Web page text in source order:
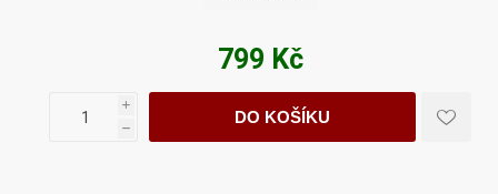
799 Kč
i
h
DO KOŠÍKU